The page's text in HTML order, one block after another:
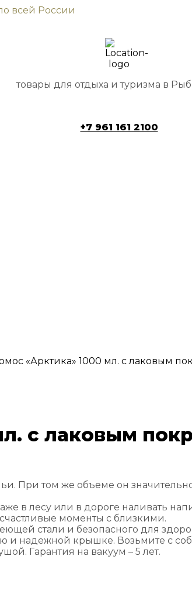
всей России
товары для отдыха и туризма в
+7 961 161 2100
«Арктика» 1000 мл. с лаковым
с лаковым
При том же объеме он
в лесу или в дороге наливать
моменты с близкими.
стали и безопасного для
и надежной крышке. Возьмите с
Гарантия на вакуум – 5 лет.